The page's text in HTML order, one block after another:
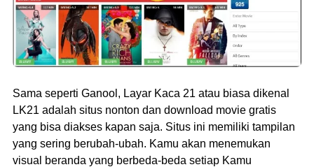
Sama seperti Ganool, Layar Kaca 21 atau biasa dikenal
LK21 adalah situs nonton dan download movie gratis
yang bisa diakses kapan saja. Situs ini memiliki tampilan
yang sering berubah-ubah. Kamu akan menemukan
visual beranda yang berbeda-beda setiap Kamu